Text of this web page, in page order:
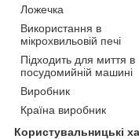
Ложечка
Використання в
мікрохвильовій печі
Підходить для миття в
посудомийній машині
Виробник
Країна виробник
Користувальницькі